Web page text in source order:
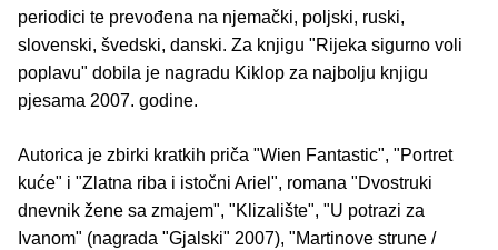
periodici te prevođena na njemački, poljski, ruski,
slovenski, švedski, danski. Za knjigu "Rijeka sigurno voli
poplavu" dobila je nagradu Kiklop za najbolju knjigu
pjesama 2007. godine.
Autorica je zbirki kratkih priča "Wien Fantastic", "Portret
kuće" i "Zlatna riba i istočni Ariel", romana "Dvostruki
dnevnik žene sa zmajem", "Klizalište", "U potrazi za
Ivanom" (nagrada "Gjalski" 2007), "Martinove strune /